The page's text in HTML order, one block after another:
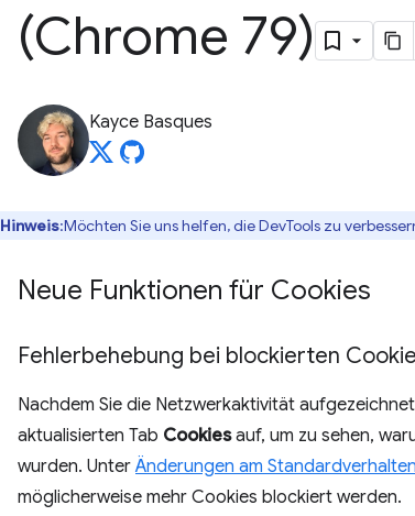
(Chrome 79)
Kayce Basques
Hinweis:Möchten Sie uns helfen, die DevTools zu
Neue Funktionen für Cookies
Fehlerbehebung bei blockierten
Nachdem Sie die Netzwerkaktivität
aktualisierten Tab Cookiesauf, um zu sehen,
wurden. Unter Änderungen am
möglicherweise mehr Cookies blockiert werden.